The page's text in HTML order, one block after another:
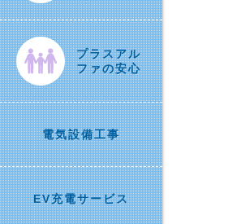
プラスアル
ファの安心
電気設備工事
EV充電サービス